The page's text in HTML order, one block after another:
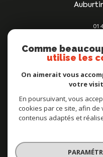
01
209 rue du
Comme
utilise les
On aimerait vous
votre
En poursuivant, vous
cookies par ce site, afin
contenus adaptés et